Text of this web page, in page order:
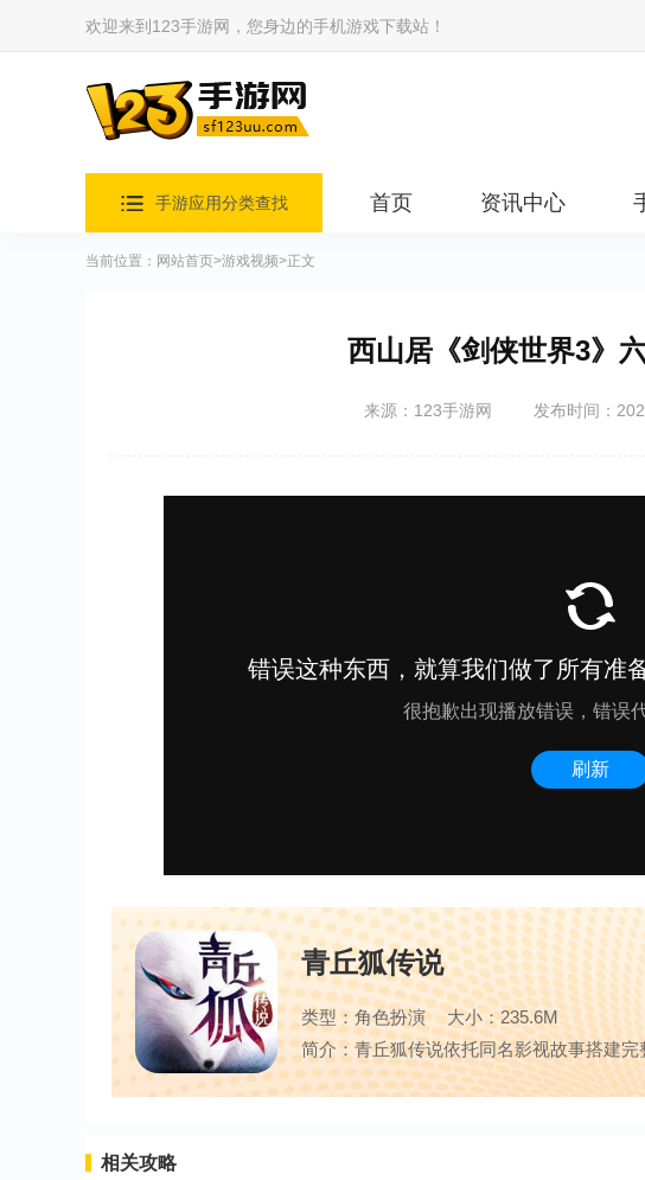
欢迎来到123手游网，您身边的手机游戏下载站！
手游应用分类查找 首页 资讯中心
当前位置： 网站首页>游戏视频>正文
西山居《剑侠世界3》
来源：123手游网 发布时间：
青丘狐传说
类型：角色扮演
大小：235.6M
相关攻略